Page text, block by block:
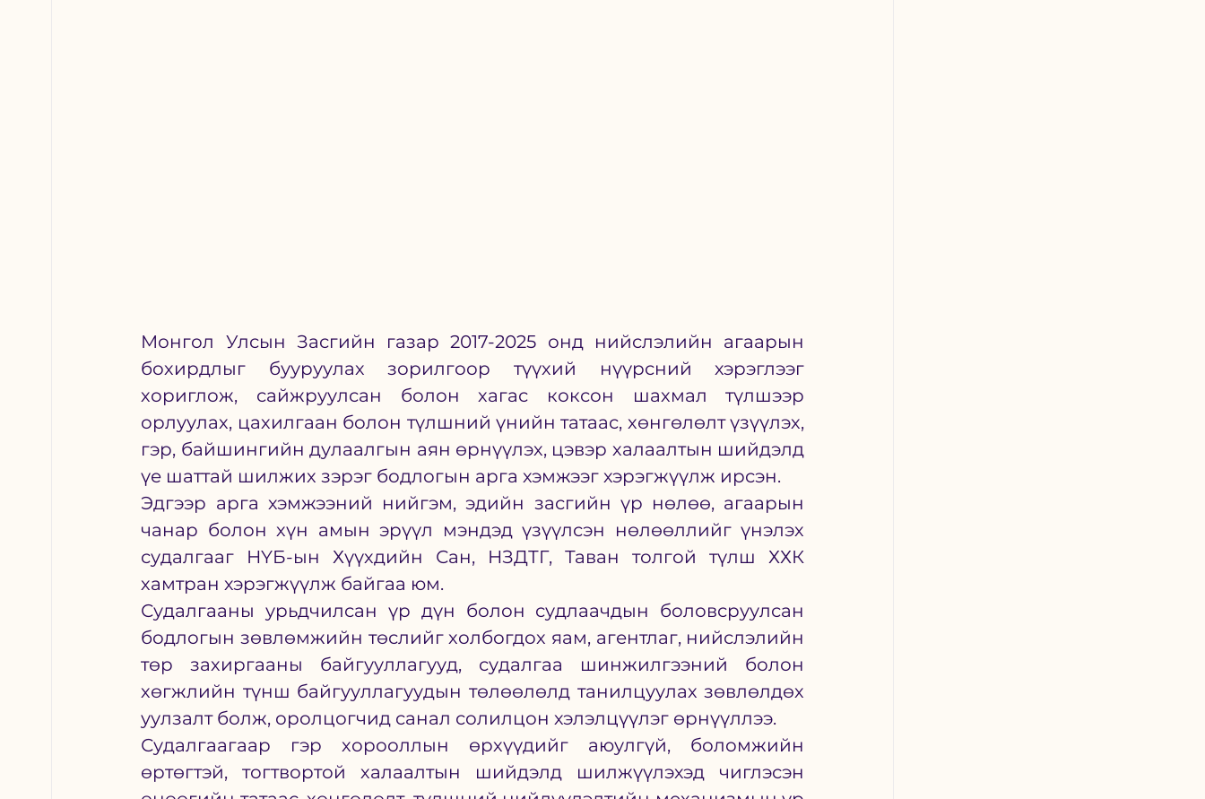
Монгол Улсын Засгийн газар 2017-2025 онд нийслэлийн агаарын
бохирдлыг бууруулах зорилгоор түүхий нүүрсний хэрэглээг
хориглож, сайжруулсан болон хагас коксон шахмал түлшээр
орлуулах, цахилгаан болон түлшний үнийн татаас, хөнгөлөлт үзүүлэх,
гэр, байшингийн дулаалгын аян өрнүүлэх, цэвэр халаалтын шийдэлд
үе шаттай шилжих зэрэг бодлогын арга хэмжээг хэрэгжүүлж ирсэн.
Эдгээр арга хэмжээний нийгэм, эдийн засгийн үр нөлөө, агаарын
чанар болон хүн амын эрүүл мэндэд үзүүлсэн нөлөөллийг үнэлэх
судалгааг НҮБ-ын Хүүхдийн Сан, НЗДТГ, Таван толгой түлш ХХК
хамтран хэрэгжүүлж байгаа юм.
Судалгааны урьдчилсан үр дүн болон судлаачдын боловсруулсан
бодлогын зөвлөмжийн төслийг холбогдох яам, агентлаг, нийслэлийн
төр захиргааны байгууллагууд, судалгаа шинжилгээний болон
хөгжлийн түнш байгууллагуудын төлөөлөлд танилцуулах зөвлөлдөх
уулзалт болж, оролцогчид санал солилцон хэлэлцүүлэг өрнүүллээ.
Судалгаагаар гэр хорооллын өрхүүдийг аюулгүй, боломжийн
өртөгтэй, тогтвортой халаалтын шийдэлд шилжүүлэхэд чиглэсэн